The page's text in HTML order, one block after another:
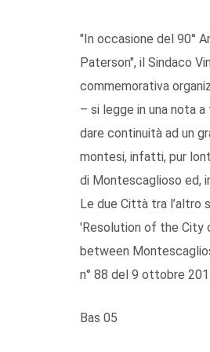
"In occasione del 90°
Paterson", il Sindaco
commemorativa
– si legge in una nota
dare continuità ad un
montesi, infatti, pur
di Montescaglioso ed,
Le due Città tra l’altro
'Resolution of the City
between
n° 88 del 9 ottobre
Bas 05